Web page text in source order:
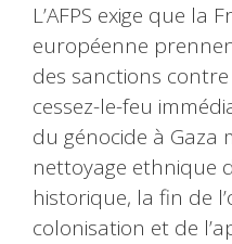
L’AFPS exige que la
européenne
des sanctions
cessez-le-feu
du génocide à Gaza
nettoyage ethnique
historique, la fin de
colonisation et de